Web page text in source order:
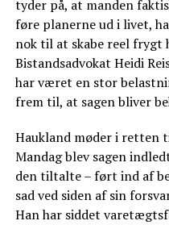
tyder på, at manden
føre planerne ud i livet,
nok til at skabe reel frygt
Bistandsadvokat Heidi
har været en stor
frem til, at sagen bliver
Haukland møder i retten
Mandag blev sagen
den tiltalte – ført ind af
sad ved siden af sin
Han har siddet